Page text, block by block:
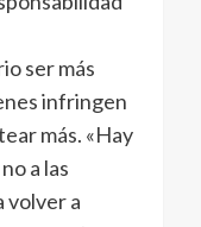
ser más
infringen
más. «Hay
a las
volver a